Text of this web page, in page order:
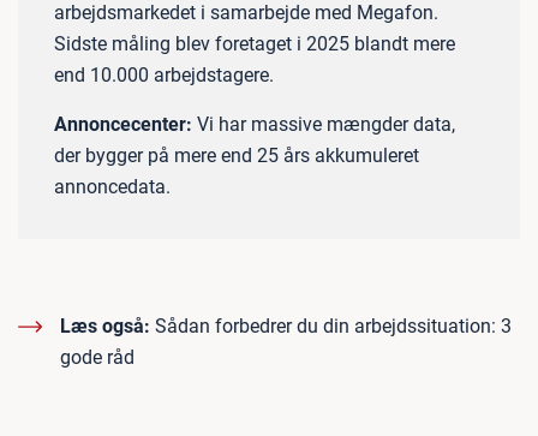
arbejdsmarkedet i samarbejde med Megafon.
Sidste måling blev foretaget i 2025 blandt mere
end 10.000 arbejdstagere.
Annoncecenter: Vi har massive mængder data,
der bygger på mere end 25 års akkumuleret
annoncedata.
Læs også: Sådan forbedrer du din arbejdssituation: 3
gode råd